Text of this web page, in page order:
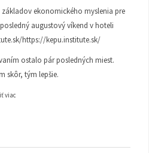
ekonomického myslenia pre
augustový víkend v hoteli
https://kepu.institute.sk/
ostalo pár posledných miest.
skôr, tým lepšie.
viac